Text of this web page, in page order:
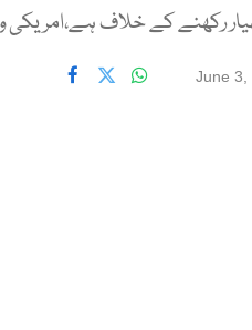
رکھنے کے خلاف ہے،امریکی
June 3,